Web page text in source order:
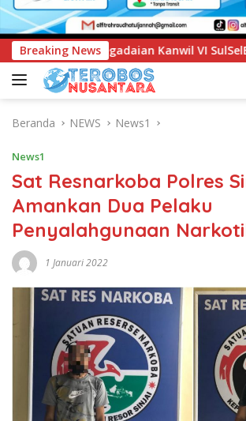
Breaking News
SulSelBarRa Maluku Luncurkan Program
Beranda NEWS News1
News1
Sat Resnarkoba Polres
Amankan Dua Pelaku
Penyalahgunaan
1 Januari 2022